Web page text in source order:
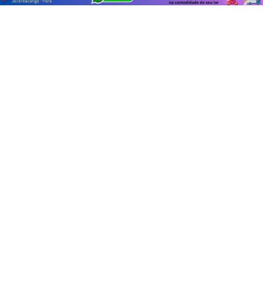
ASSINE AGORA